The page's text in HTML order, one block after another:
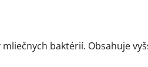
baktérií. Obsahuje